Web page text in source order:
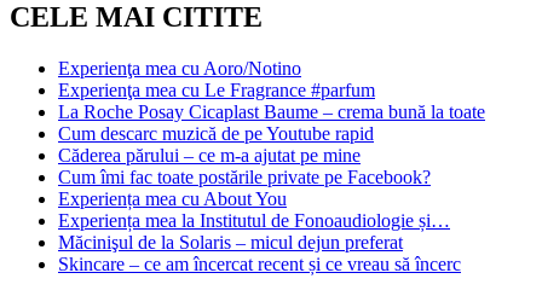
CELE MAI CITITE
Experienţa mea cu Aoro/Notino
Experienţa mea cu Le Fragrance #parfum
La Roche Posay Cicaplast Baume – crema bună la toate
Cum descarc muzică de pe Youtube rapid
Căderea părului – ce m-a ajutat pe mine
Cum îmi fac toate postările private pe Facebook?
Experiența mea cu About You
Experiența mea la Institutul de Fonoaudiologie și…
Măcinişul de la Solaris – micul dejun preferat
Skincare – ce am încercat recent și ce vreau să încerc